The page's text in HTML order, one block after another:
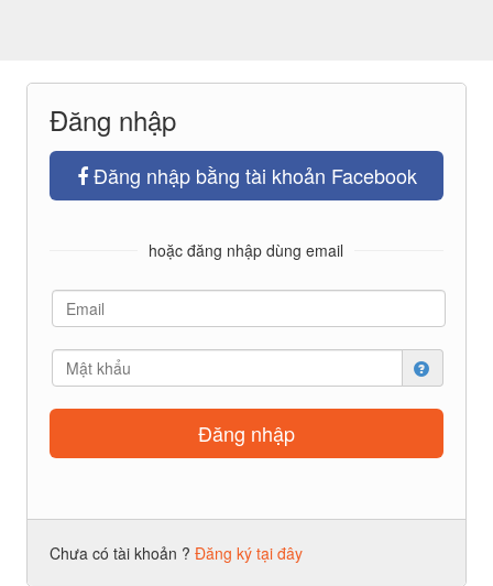
Đăng nhập
Đăng nhập bằng tài khoản Facebook
hoặc đăng nhập dùng email
Chưa có tài khoản ? Đăng ký tại đây